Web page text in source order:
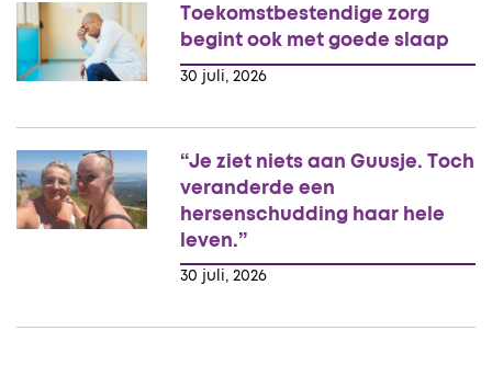
30 juli, 2026
Toekomstbestendige zorg
begint ook met goede slaap
30 juli, 2026
“Je ziet niets aan Guusje. Toch
veranderde een
hersenschudding haar hele
leven.”